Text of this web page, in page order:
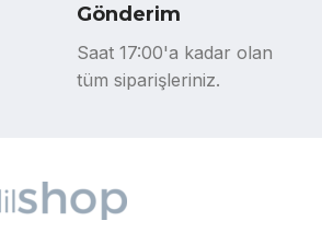
Gönderim
Saat 17:00'a kadar olan
tüm siparişleriniz.